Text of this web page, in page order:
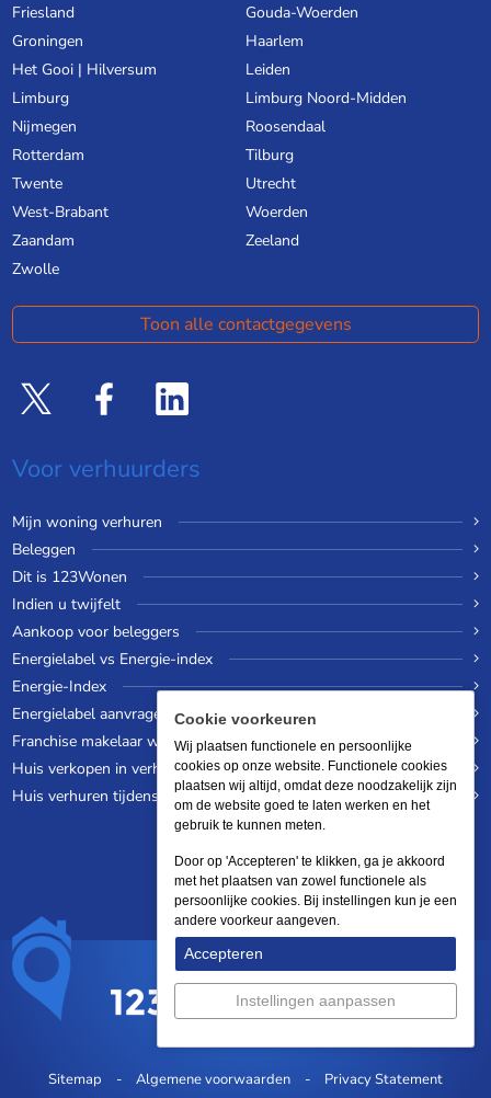
Friesland
Gouda-Woerden
Groningen
Haarlem
Het Gooi | Hilversum
Leiden
Limburg
Limburg Noord-Midden
Nijmegen
Roosendaal
Rotterdam
Tilburg
Twente
Utrecht
West-Brabant
Woerden
Zaandam
Zeeland
Zwolle
Toon alle contactgegevens
Voor verhuurders
Mijn woning verhuren
Beleggen
Dit is 123Wonen
Indien u twijfelt
Aankoop voor beleggers
Energielabel vs Energie-index
Energie-Index
Energielabel aanvragen
Franchise makelaar worden
Huis verkopen in verhuurde staat
Huis verhuren tijdens een wereldreis
Sitemap Algemene voorwaarden Privacy Statement
Cookie voorkeuren
Wij plaatsen functionele en persoonlijke
cookies op onze website. Functionele cookies
plaatsen wij altijd, omdat deze noodzakelijk zijn
om de website goed te laten werken en het
gebruik te kunnen meten.
Door op 'Accepteren' te klikken, ga je akkoord
met het plaatsen van zowel functionele als
persoonlijke cookies. Bij instellingen kun je een
andere voorkeur aangeven.
Accepteren
Instellingen aanpassen